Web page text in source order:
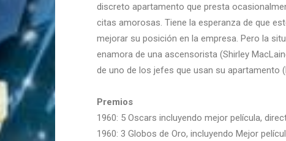
discreto apartamento que presta
citas amorosas. Tiene la esperanza de que
mejorar su posición en la empresa. Pero la
enamora de una ascensorista (Shirley
de uno de los jefes que usan su apartamento
Premios
1960: 5 Oscars incluyendo mejor película,
1960: 3 Globos de Oro, incluyendo Mejor